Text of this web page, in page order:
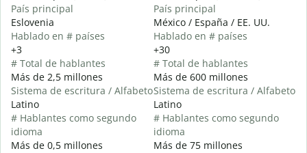
País principal
Eslovenia
Hablado en # países
+3
# Total de hablantes
Más de 2,5 millones
Sistema de escritura / Alfabeto
Latino
# Hablantes como segundo
idioma
Más de 0,5 millones
País principal
México / España / EE. UU.
Hablado en # países
+30
# Total de hablantes
Más de 600 millones
Sistema de escritura / Alfabeto
Latino
# Hablantes como segundo
idioma
Más de 75 millones